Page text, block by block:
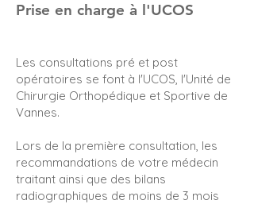
Prise en charge à l'UCOS
Les consultations pré et post
opératoires se font à l'UCOS, l'Unité de
Chirurgie Orthopédique et Sportive de
Vannes.
Lors de la première consultation, les
recommandations de votre médecin
traitant ainsi que des bilans
radiographiques de moins de 3 mois